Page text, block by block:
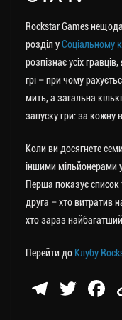
Rockstar Games
розділ уСоціальному
розпізнає усіх
грі – при чому
мить, а загальна
запуску гри: за кожну
Коли ви досягнете
іншими мільйонерами
Перша показує список
друга – хто витратив
хто зараз найбагатший.
Перейти до Клубу
Te
T